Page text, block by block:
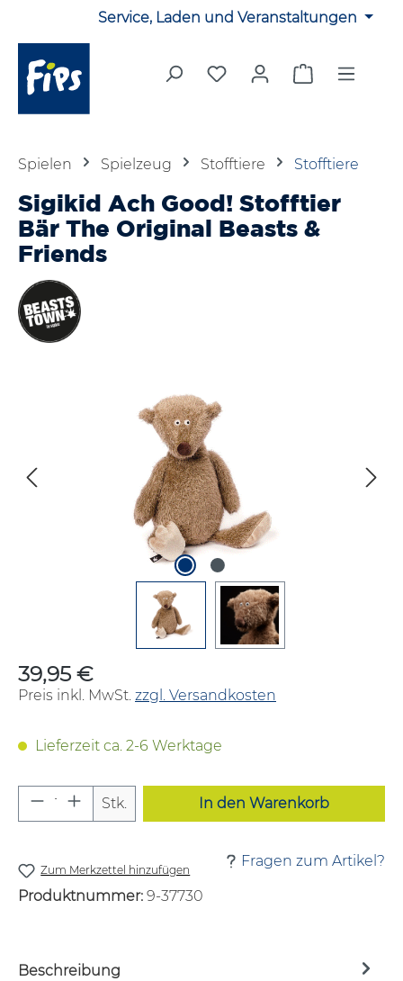
Zum Hauptinhalt springenService, Laden und Veranstaltungen
Du hast 0 Produkte auf
Warenkorb
Spielen Spielzeug Stofftiere Stofftiere
Sigikid Ach Good! Stofftier
Bär The Original Beasts &
Friends
Regulärer Preis:
39,95 €
Preis inkl. MwSt. zzgl. Versandkosten
Lieferzeit ca. 2-6 Werktage
Produkt Anzahl: Gib den
Stk. In den Warenkorb
Zum Merkzettel hinzufügen
Fragen zum Artikel?
Produktnummer: 9-37730
Beschreibung